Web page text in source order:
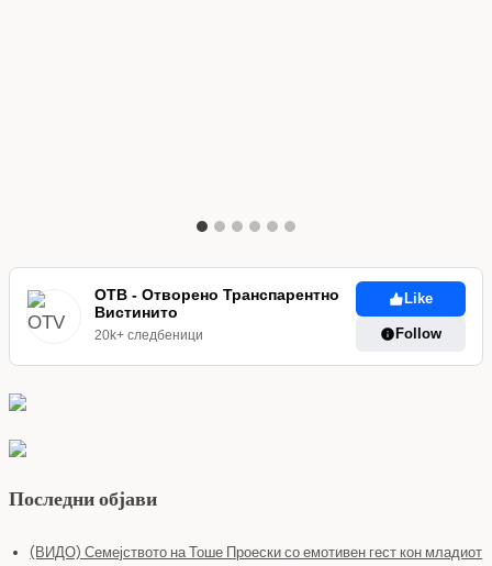
ОТВ - Отворено Транспарентно
Вистинито
20k+ следбеници
Like
Follow
Последни објави
(ВИДО) Семејството на Тоше Проески со емотивен гест кон младиот